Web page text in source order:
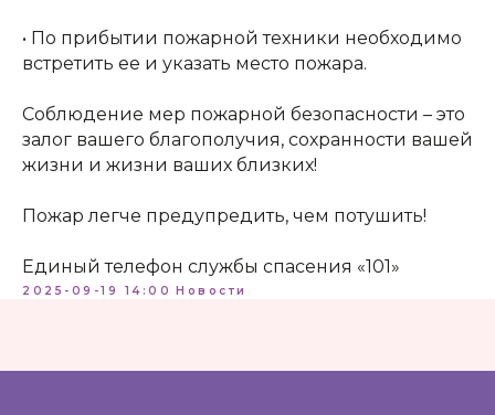
• По прибытии пожарной техники необходимо
встретить ее и указать место пожара.
Соблюдение мер пожарной безопасности – это
залог вашего благополучия, сохранности вашей
жизни и жизни ваших близких!
Пожар легче предупредить, чем потушить!
Единый телефон службы спасения «101»
2025-09-19 14:00 Новости